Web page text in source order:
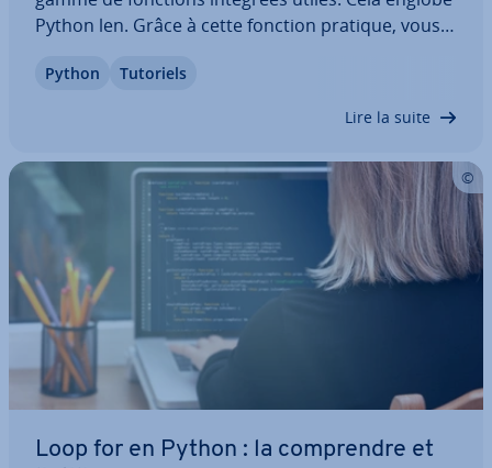
Python len. Grâce à cette fonction pratique, vous
objets Python en un seul appel et les traiter selon
Python Tutoriels
Lire la suite
Loop for en Python : la com­prendre et